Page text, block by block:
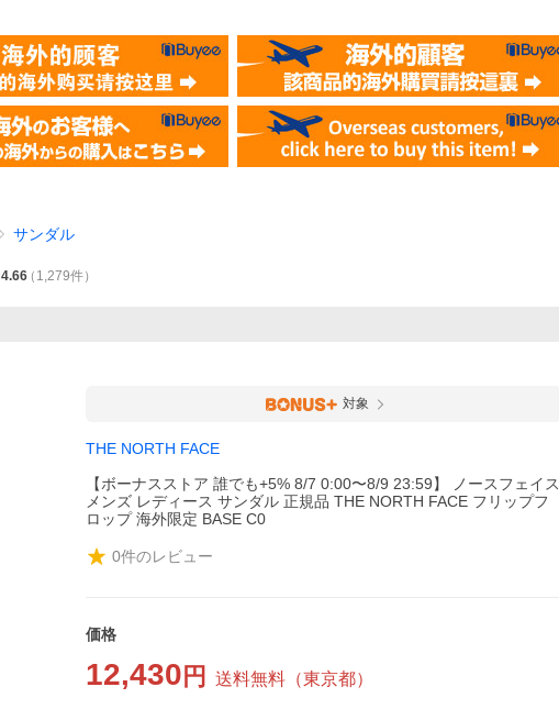
サンダル
4.66（ 1,279件）
対象
THE NORTH FACE
【ボーナスストア 誰でも+5% 8/7 0:00〜8/9 23:59】 ノースフェイス
メンズ レディース サンダル 正規品 THE NORTH FACE フリップフ
ロップ 海外限定 BASE C0
0件のレビュー
価格
12,430 円 送料無料 （東京都）